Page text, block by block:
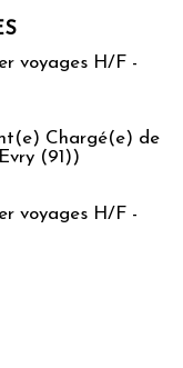
voyages H/F -
Chargé(e) de
(91))
voyages H/F -